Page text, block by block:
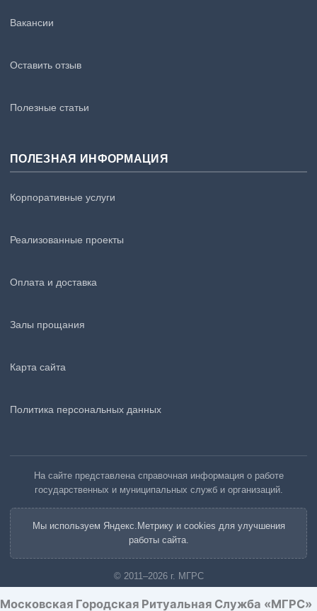
Вакансии
Оставить отзыв
Полезные статьи
ПОЛЕЗНАЯ ИНФОРМАЦИЯ
Корпоративные услуги
Реализованные проекты
Оплата и доставка
Залы прощания
Карта сайта
Политика персональных данных
На сайте представлена справочная информация о работе
государственных и муниципальных служб и организаций.
Мы используем Яндекс.Метрику и cookies для улучшения
работы сайта.
© 2011–2026 г. МГРС
Московская Городская Ритуальная Служба «МГРС»